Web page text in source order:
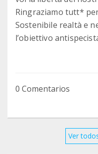
Ringraziamo tutt*
Sostenibile realtà e
l’obiettivo
0 Comentarios
Ver